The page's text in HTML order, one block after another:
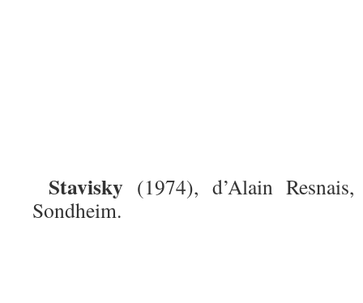
Stavisky(1974), d’Alain Resnais,
Sondheim.